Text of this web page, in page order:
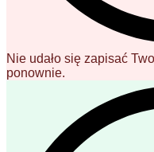
Nie udało się zapisać
ponownie.